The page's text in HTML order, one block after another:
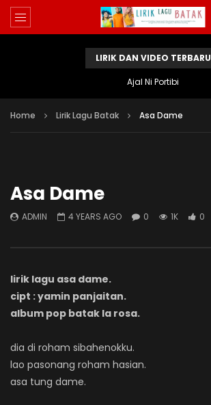
LIRIK DAN VIDEO TERBARU
Ajal Ni Portibi
Home Lirik Lagu Batak Asa Dame
Asa Dame
ADMIN 4 YEARS AGO 0 1K 0
lirik lagu asa dame.
cipt : yamin panjaitan.
album pop batak la rosa.
dia di roham sibahenokku.
lao pasonang roham hasian.
asa tung dame.